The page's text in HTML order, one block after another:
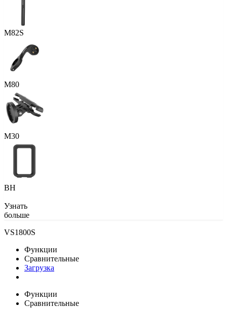
M82S
M80
M30
BH
Узнать
больше
VS1800S
Функции
Сравнительные
Загрузка
Функции
Сравнительные